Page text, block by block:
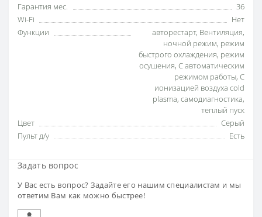
Гарантия мес.
36
Wi-Fi
Нет
Функции
авторестарт, Вентиляция,
ночной режим, режим
быстрого охлаждения, режим
осушения, С автоматическим
режимом работы, С
ионизацией воздуха cold
plasma, самодиагностика,
теплый пуск
Цвет
Серый
Пульт д/у
Есть
Задать вопрос
У Вас есть вопрос? Задайте его нашим специалистам и мы
ответим Вам как можно быстрее!